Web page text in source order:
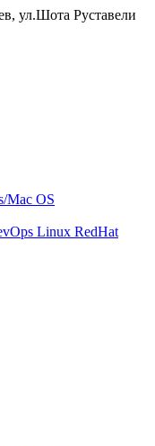
ул.Шота Руставели
Mac OS
Linux RedHat